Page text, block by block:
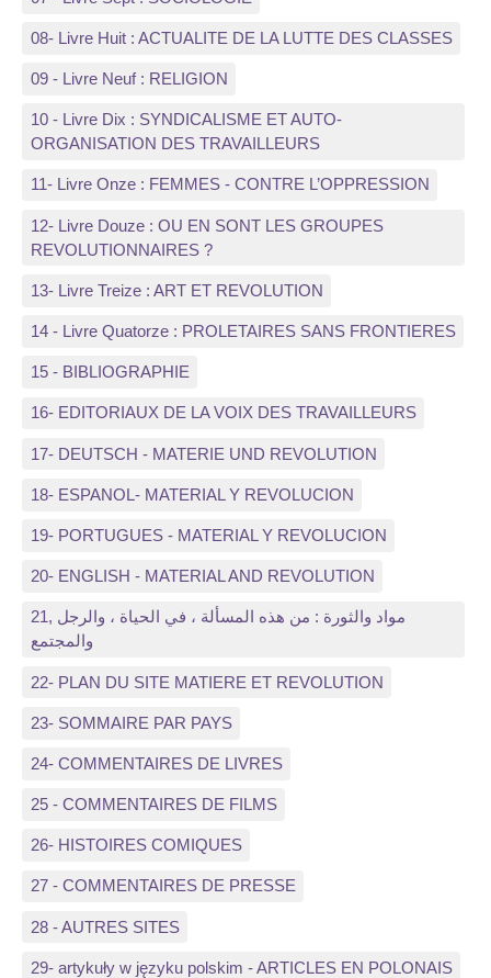
08- Livre Huit : ACTUALITE DE LA LUTTE DES CLASSES
09 - Livre Neuf : RELIGION
10 - Livre Dix : SYNDICALISME ET AUTO-
ORGANISATION DES TRAVAILLEURS
11- Livre Onze : FEMMES - CONTRE L’OPPRESSION
12- Livre Douze : OU EN SONT LES GROUPES
REVOLUTIONNAIRES ?
13- Livre Treize : ART ET REVOLUTION
14 - Livre Quatorze : PROLETAIRES SANS FRONTIERES
15 - BIBLIOGRAPHIE
16- EDITORIAUX DE LA VOIX DES TRAVAILLEURS
17- DEUTSCH - MATERIE UND REVOLUTION
18- ESPANOL- MATERIAL Y REVOLUCION
19- PORTUGUES - MATERIAL Y REVOLUCION
20- ENGLISH - MATERIAL AND REVOLUTION
21, مواد والثورة : من هذه المسألة ، في الحياة ، والرجل
والمجتمع
22- PLAN DU SITE MATIERE ET REVOLUTION
23- SOMMAIRE PAR PAYS
24- COMMENTAIRES DE LIVRES
25 - COMMENTAIRES DE FILMS
26- HISTOIRES COMIQUES
27 - COMMENTAIRES DE PRESSE
28 - AUTRES SITES
29- artykuły w języku polskim - ARTICLES EN POLONAIS